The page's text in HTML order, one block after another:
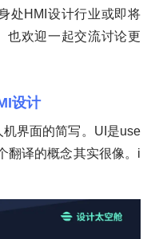
处HMI设计行业或即将
也欢迎一起交流讨论更
设计
界面的简写。UI是use
翻译的概念其实很像。i